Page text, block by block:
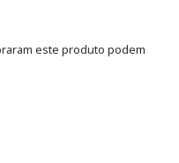
este produto podem